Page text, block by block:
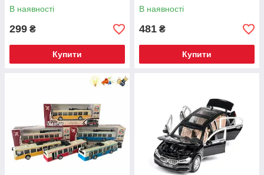
В наявності
299 ₴
Купити
В наявності
481 ₴
Купити